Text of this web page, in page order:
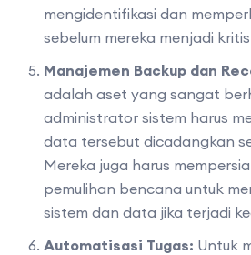
mengidentifikasi dan
sebelum mereka menjadi
Manajemen Backup dan
adalah aset yang sangat
administrator sistem harus
data tersebut dicadangkan
Mereka juga harus
pemulihan bencana untuk
sistem dan data jika terjadi
Automatisasi Tugas: Untuk